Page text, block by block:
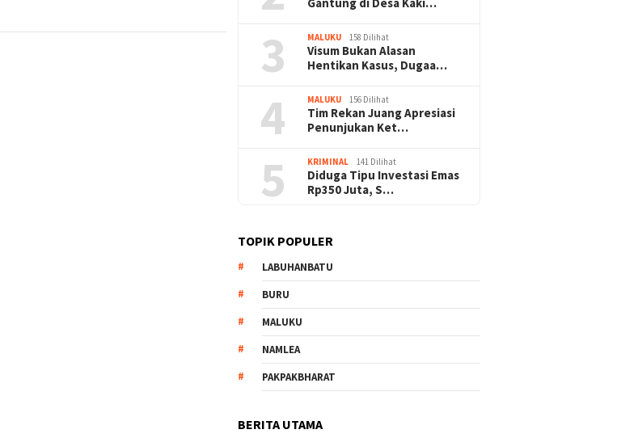
3 MALUKU 158 Dilihat
Visum Bukan Alasan
Hentikan Kasus, Dugaa…
4 MALUKU 156 Dilihat
Tim Rekan Juang Apresiasi
Penunjukan Ket…
5 KRIMINAL 141 Dilihat
Diduga Tipu Investasi Emas
Rp350 Juta, S…
TOPIK POPULER
LABUHANBATU
BURU
MALUKU
NAMLEA
PAKPAKBHARAT
BERITA UTAMA